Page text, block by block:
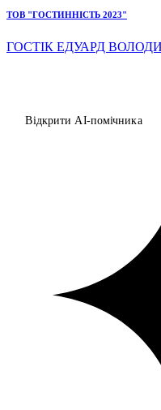
ТОВ "ГОСТИННІСТЬ 2023"
ГОСТІК ЕДУАРД
Відкрити AI-помічника